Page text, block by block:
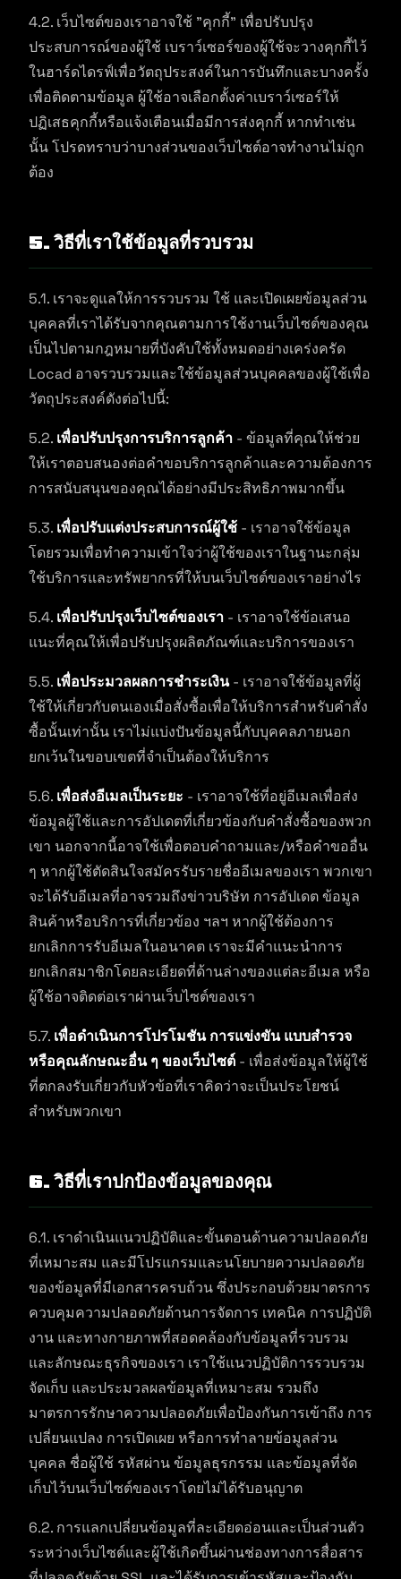
4.2. เว็บไซต์ของเราอาจใช้ "คุกกี้" เพื่อปรับปรุง
ประสบการณ์ของผู้ใช้ เบราว์เซอร์ของผู้ใช้จะวางคุกกี้ไว้
ในฮาร์ดไดรฟ์เพื่อวัตถุประสงค์ในการบันทึกและบางครั้ง
เพื่อติดตามข้อมูล ผู้ใช้อาจเลือกตั้งค่าเบราว์เซอร์ให้
ปฏิเสธคุกกี้หรือแจ้งเตือนเมื่อมีการส่งคุกกี้ หากทำเช่น
นั้น โปรดทราบว่าบางส่วนของเว็บไซต์อาจทำงานไม่ถูก
ต้อง
5. วิธีที่เราใช้ข้อมูลที่รวบรวม
5.1. เราจะดูแลให้การรวบรวม ใช้ และเปิดเผยข้อมูลส่วน
บุคคลที่เราได้รับจากคุณตามการใช้งานเว็บไซต์ของคุณ
เป็นไปตามกฎหมายที่บังคับใช้ทั้งหมดอย่างเคร่งครัด
Locad อาจรวบรวมและใช้ข้อมูลส่วนบุคคลของผู้ใช้เพื่อ
วัตถุประสงค์ดังต่อไปนี้:
5.2. เพื่อปรับปรุงการบริการลูกค้า - ข้อมูลที่คุณให้ช่วย
ให้เราตอบสนองต่อคำขอบริการลูกค้าและความต้องการ
การสนับสนุนของคุณได้อย่างมีประสิทธิภาพมากขึ้น
5.3. เพื่อปรับแต่งประสบการณ์ผู้ใช้ - เราอาจใช้ข้อมูล
โดยรวมเพื่อทำความเข้าใจว่าผู้ใช้ของเราในฐานะกลุ่ม
ใช้บริการและทรัพยากรที่ให้บนเว็บไซต์ของเราอย่างไร
5.4. เพื่อปรับปรุงเว็บไซต์ของเรา - เราอาจใช้ข้อเสนอ
แนะที่คุณให้เพื่อปรับปรุงผลิตภัณฑ์และบริการของเรา
5.5. เพื่อประมวลผลการชำระเงิน- เราอาจใช้ข้อมูลที่ผู้
ใช้ให้เกี่ยวกับตนเองเมื่อสั่งซื้อเพื่อให้บริการสำหรับคำสั่ง
ซื้อนั้นเท่านั้น เราไม่แบ่งปันข้อมูลนี้กับบุคคลภายนอก
ยกเว้นในขอบเขตที่จำเป็นต้องให้บริการ
5.6. เพื่อส่งอีเมลเป็นระยะ - เราอาจใช้ที่อยู่อีเมลเพื่อส่ง
ข้อมูลผู้ใช้และการอัปเดตที่เกี่ยวข้องกับคำสั่งซื้อของพวก
เขา นอกจากนี้อาจใช้เพื่อตอบคำถามและ/หรือคำขออื่น
ๆ หากผู้ใช้ตัดสินใจสมัครรับรายชื่ออีเมลของเรา พวกเขา
จะได้รับอีเมลที่อาจรวมถึงข่าวบริษัท การอัปเดต ข้อมูล
สินค้าหรือบริการที่เกี่ยวข้อง ฯลฯ หากผู้ใช้ต้องการ
ยกเลิกการรับอีเมลในอนาคต เราจะมีคำแนะนำการ
ยกเลิกสมาชิกโดยละเอียดที่ด้านล่างของแต่ละอีเมล หรือ
ผู้ใช้อาจติดต่อเราผ่านเว็บไซต์ของเรา
5.7. เพื่อดำเนินการโปรโมชัน การแข่งขัน แบบสำรวจ
หรือคุณลักษณะอื่น ๆ ของเว็บไซต์ - เพื่อส่งข้อมูลให้ผู้ใช้
ที่ตกลงรับเกี่ยวกับหัวข้อที่เราคิดว่าจะเป็นประโยชน์
สำหรับพวกเขา
6. วิธีที่เราปกป้องข้อมูลของคุณ
6.1. เราดำเนินแนวปฏิบัติและขั้นตอนด้านความปลอดภัย
ที่เหมาะสม และมีโปรแกรมและนโยบายความปลอดภัย
ของข้อมูลที่มีเอกสารครบถ้วน ซึ่งประกอบด้วยมาตรการ
ควบคุมความปลอดภัยด้านการจัดการ เทคนิค การปฏิบัติ
งาน และทางกายภาพที่สอดคล้องกับข้อมูลที่รวบรวม
และลักษณะธุรกิจของเรา เราใช้แนวปฏิบัติการรวบรวม
จัดเก็บ และประมวลผลข้อมูลที่เหมาะสม รวมถึง
มาตรการรักษาความปลอดภัยเพื่อป้องกันการเข้าถึง การ
เปลี่ยนแปลง การเปิดเผย หรือการทำลายข้อมูลส่วน
บุคคล ชื่อผู้ใช้ รหัสผ่าน ข้อมูลธุรกรรม และข้อมูลที่จัด
เก็บไว้บนเว็บไซต์ของเราโดยไม่ได้รับอนุญาต
6.2. การแลกเปลี่ยนข้อมูลที่ละเอียดอ่อนและเป็นส่วนตัว
ระหว่างเว็บไซต์และผู้ใช้เกิดขึ้นผ่านช่องทางการสื่อสาร